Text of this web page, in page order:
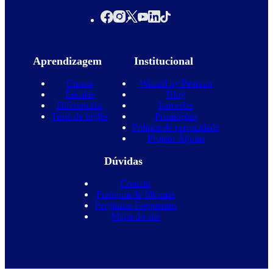
Aprendizagem
Cursos
Escolas
Diferenciais
Teste de inglês
Institucional
Wizard by Pearson
Blog
Parcerias
Promoções
Política de privacidade
Projeto Águias
Dúvidas
Contato
Franquia de Idiomas
Perguntas Frequentes
Mapa do site